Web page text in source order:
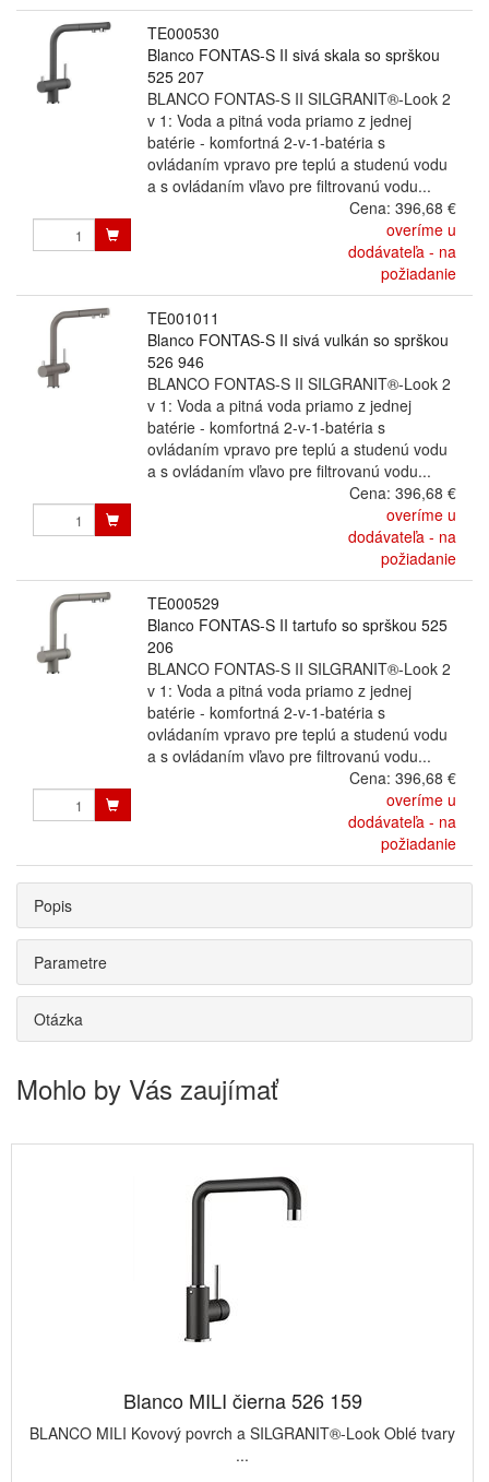
TE000530
Blanco FONTAS-S II sivá skala so sprškou
525 207
BLANCO FONTAS-S II SILGRANIT®-Look 2
v 1: Voda a pitná voda priamo z jednej
batérie - komfortná 2-v-1-batéria s
ovládaním vpravo pre teplú a studenú vodu
a s ovládaním vľavo pre filtrovanú vodu...
Cena: 396,68 €
overíme u
dodávateľa - na
požiadanie
TE001011
Blanco FONTAS-S II sivá vulkán so sprškou
526 946
BLANCO FONTAS-S II SILGRANIT®-Look 2
v 1: Voda a pitná voda priamo z jednej
batérie - komfortná 2-v-1-batéria s
ovládaním vpravo pre teplú a studenú vodu
a s ovládaním vľavo pre filtrovanú vodu...
Cena: 396,68 €
overíme u
dodávateľa - na
požiadanie
TE000529
Blanco FONTAS-S II tartufo so sprškou 525
206
BLANCO FONTAS-S II SILGRANIT®-Look 2
v 1: Voda a pitná voda priamo z jednej
batérie - komfortná 2-v-1-batéria s
ovládaním vpravo pre teplú a studenú vodu
a s ovládaním vľavo pre filtrovanú vodu...
Cena: 396,68 €
overíme u
dodávateľa - na
požiadanie
Popis
Parametre
Otázka
Mohlo by Vás zaujímať
Blanco MILI čierna 526 159
BLANCO MILI Kovový povrch a SILGRANIT®-Look Oblé tvary
...